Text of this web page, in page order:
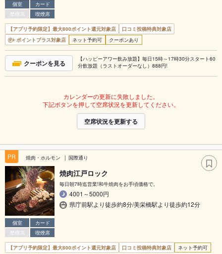
個室
カード
禁煙席
喫煙席
【アプリ予約限定】最大800ポイント還元対象店
口コミ投稿特典対象店
ポイントプラス対象店
ネット予約可 クーポンあり
クーポンを見る
【ハッピーアワー飲み放題】毎日15時～17時30分スタート60
分飲放題（ラストオーダーなし）888円!
カレンダーの更新に失敗しました。
下記ボタンを押して空席状況を更新してください。
空席状況を更新する
PR 焼肉・ホルモン 国際通り
個室
カード
禁煙席
喫煙席
焼肉江戸ロック
毎日朝7時迄営業!和牛焼肉をお手頃価格で。
4001～5000円
県庁前駅より徒歩約8分/美栄橋駅より徒歩約12分
【アプリ予約限定】最大800ポイント還元対象店 口コミ投稿特典対象店 ネット予約可